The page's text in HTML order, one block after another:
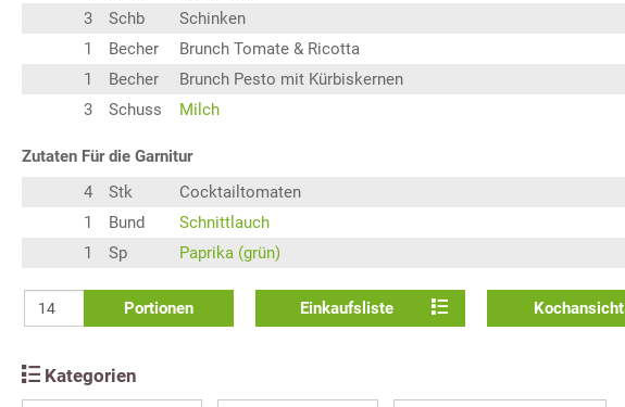
3
Schb
Schinken
1
Becher
Brunch Tomate & Ricotta
1
Becher
Brunch Pesto mit Kürbiskernen
3
Schuss Milch
Zutaten Für die Garnitur
4
Stk
Cocktailtomaten
1
Bund
Schnittlauch
1
Sp Paprika (grün)
Portionen Einkaufsliste Kochansicht
Kategorien